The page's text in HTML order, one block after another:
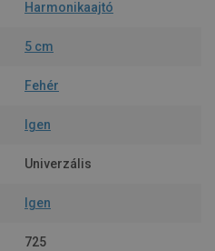
Harmonikaajtó
5 cm
Fehér
Igen
Univerzális
Igen
725